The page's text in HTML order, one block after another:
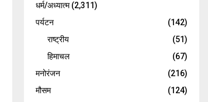
धर्म/अध्यात्म(2,311)
पर्यटन
(142)
राष्ट्रीय
(51)
हिमाचल
(67)
मनोरंजन
(216)
मौसम
(124)